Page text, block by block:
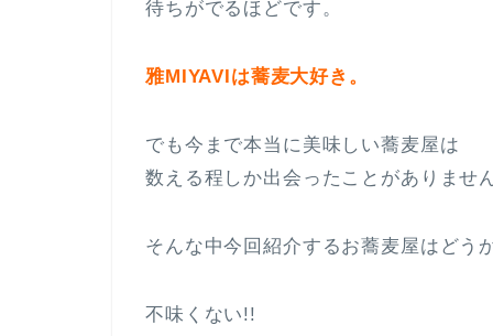
待ちがでるほどです。
雅MIYAVIは蕎麦大好き。
でも今まで本当に美味しい蕎麦屋は
数える程しか出会ったことがありません
そんな中今回紹介するお蕎麦屋はどう
不味くない!!